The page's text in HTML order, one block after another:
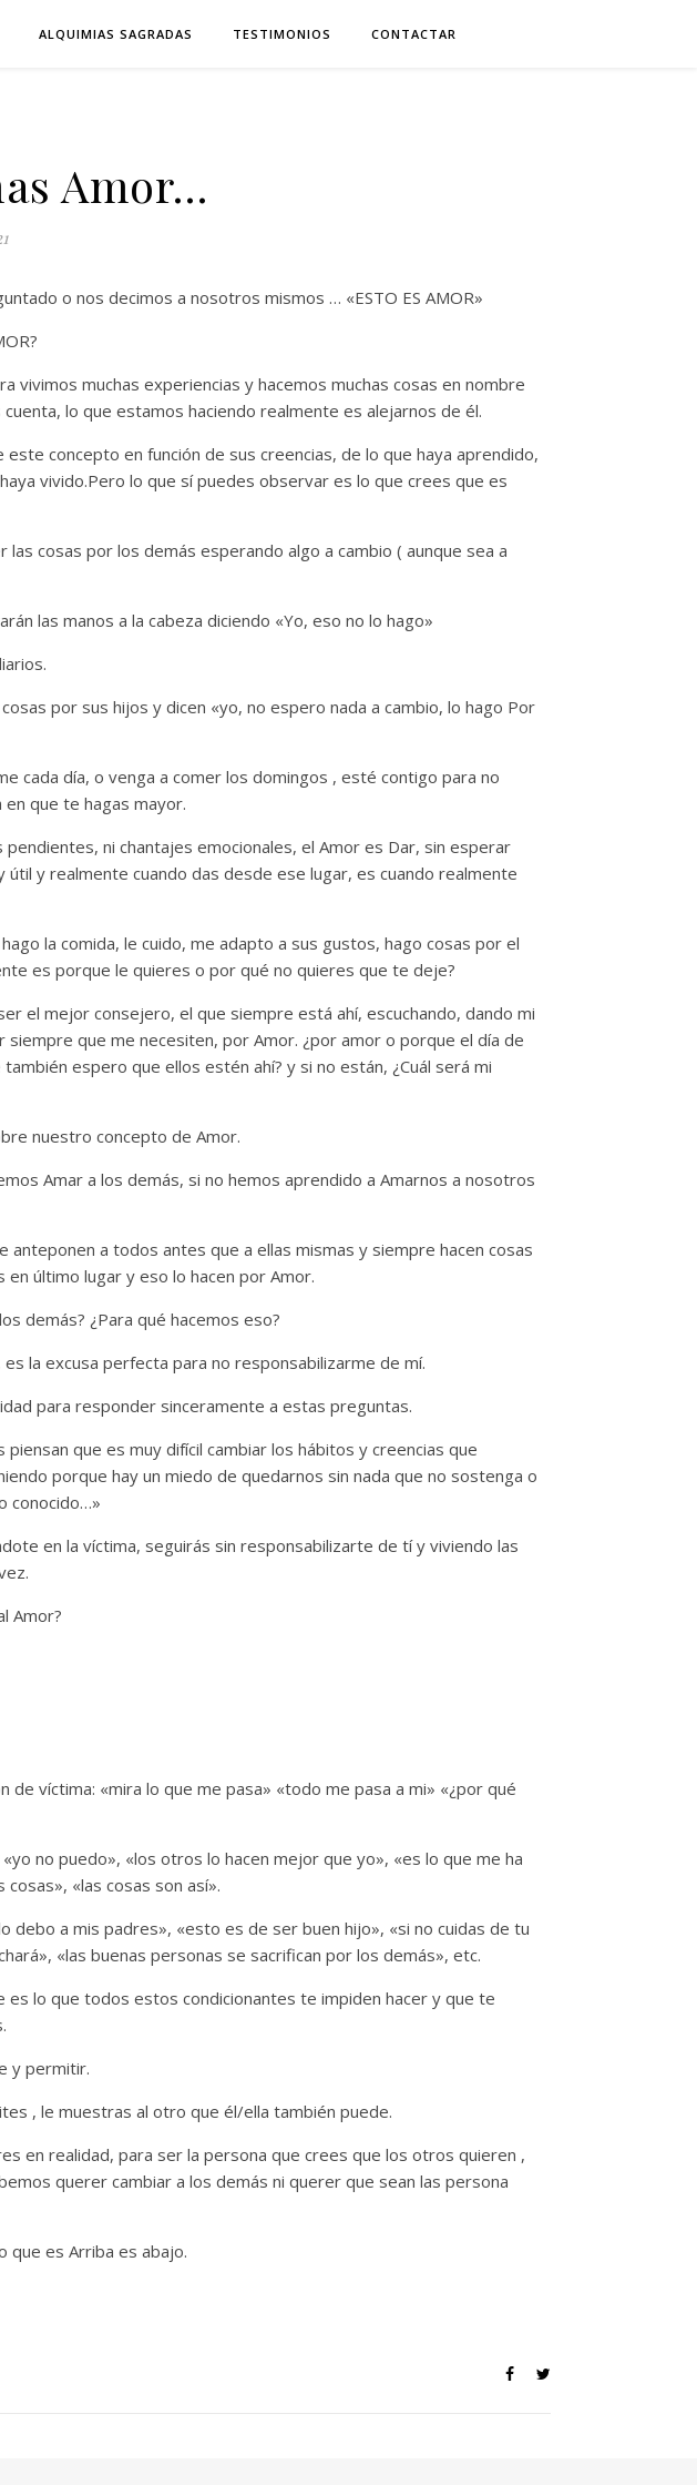
ALQUIMIAS SAGRADAS TESTIMONIOS CONTACTAR
Amor…
o nos decimos a nosotros mismos … «ESTO ES AMOR»
vivimos muchas experiencias y hacemos muchas cosas en nombre
lo que estamos haciendo realmente es alejarnos de él.
concepto en función de sus creencias, de lo que haya aprendido,
vivido.Pero lo que sí puedes observar es lo que crees que es
cosas por los demás esperando algo a cambio ( aunque sea a
las manos a la cabeza diciendo «Yo, eso no lo hago»
por sus hijos y dicen «yo, no espero nada a cambio, lo hago Por
cada día, o venga a comer los domingos , esté contigo para no
que te hagas mayor.
ni chantajes emocionales, el Amor es Dar, sin esperar
útil y realmente cuando das desde ese lugar, es cuando realmente
la comida, le cuido, me adapto a sus gustos, hago cosas por el
es porque le quieres o por qué no quieres que te deje?
el mejor consejero, el que siempre está ahí, escuchando, dando mi
siempre que me necesiten, por Amor. ¿por amor o porque el día de
espero que ellos estén ahí? y si no están, ¿Cuál será mi
nuestro concepto de Amor.
Amar a los demás, si no hemos aprendido a Amarnos a nosotros
anteponen a todos antes que a ellas mismas y siempre hacen cosas
último lugar y eso lo hacen por Amor.
demás? ¿Para qué hacemos eso?
la excusa perfecta para no responsabilizarme de mí.
para responder sinceramente a estas preguntas.
que es muy difícil cambiar los hábitos y creencias que
porque hay un miedo de quedarnos sin nada que no sostenga o
conocido…»
en la víctima, seguirás sin responsabilizarte de tí y viviendo las
Amor?
de víctima: «mira lo que me pasa» «todo me pasa a mi» «¿por qué
no puedo», «los otros lo hacen mejor que yo», «es lo que me ha
«las cosas son así».
debo a mis padres», «esto es de ser buen hijo», «si no cuidas de tu
«las buenas personas se sacrifican por los demás», etc.
es lo que todos estos condicionantes te impiden hacer y que te
y permitir.
, le muestras al otro que él/ella también puede.
en realidad, para ser la persona que crees que los otros quieren ,
querer cambiar a los demás ni querer que sean las persona
que es Arriba es abajo.